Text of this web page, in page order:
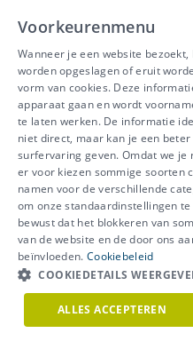
Interleuvenlaan 58 - 3001
Tel 016/390490
info@ibeve.be
Ondernemingsnummer:
IDEWE
Meer vragen? Neem
meteen contact op.
Voorkeurenmenu
Wanneer je een website
worden opgeslagen of eruit
vorm van cookies. Deze
apparaat gaan en wordt
te laten werken. De informatie
niet direct, maar kan je een
surfervaring geven. Omdat we je
er voor kiezen sommige soorten
namen voor de verschillende
om onze standaardinstellingen
bewust dat het blokkeren van
van de website en de door ons
beïnvloeden. Cookiebeleid
COOKIEDETAILS
ALLES ACCEPTEREN